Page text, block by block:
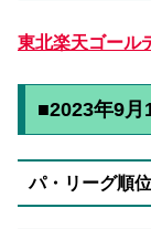
東北楽天ゴール
■2023年9
パ・リーグ順位